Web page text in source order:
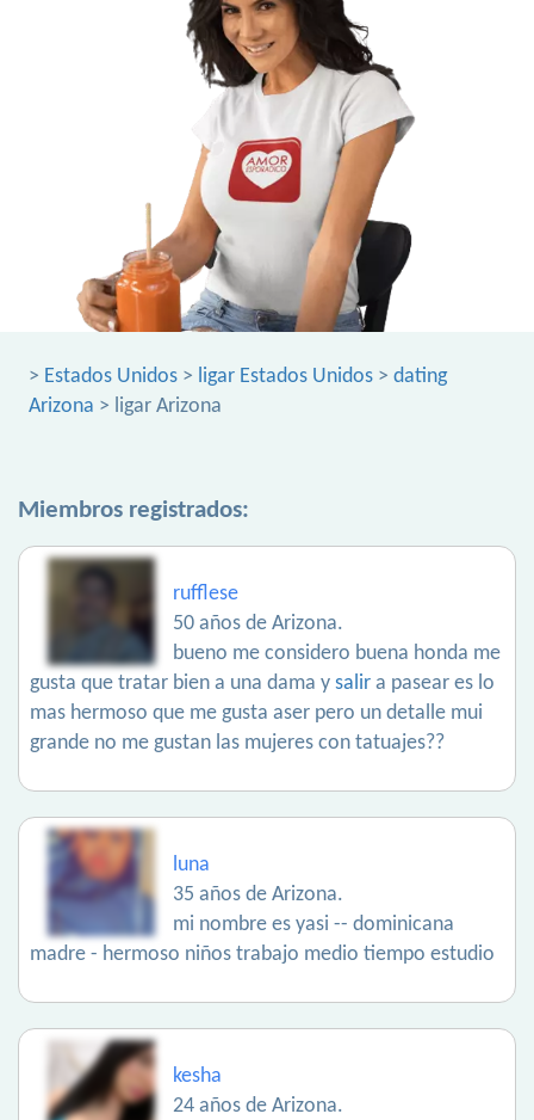
> Estados Unidos > ligar Estados Unidos > dating
Arizona > ligar Arizona
Miembros registrados:
rufflese
50 años de Arizona.
bueno me considero buena honda me
gusta que tratar bien a una dama y salir a pasear es lo
mas hermoso que me gusta aser pero un detalle mui
grande no me gustan las mujeres con tatuajes??
luna
35 años de Arizona.
mi nombre es yasi -- dominicana
madre - hermoso niños trabajo medio tiempo estudio
kesha
24 años de Arizona.